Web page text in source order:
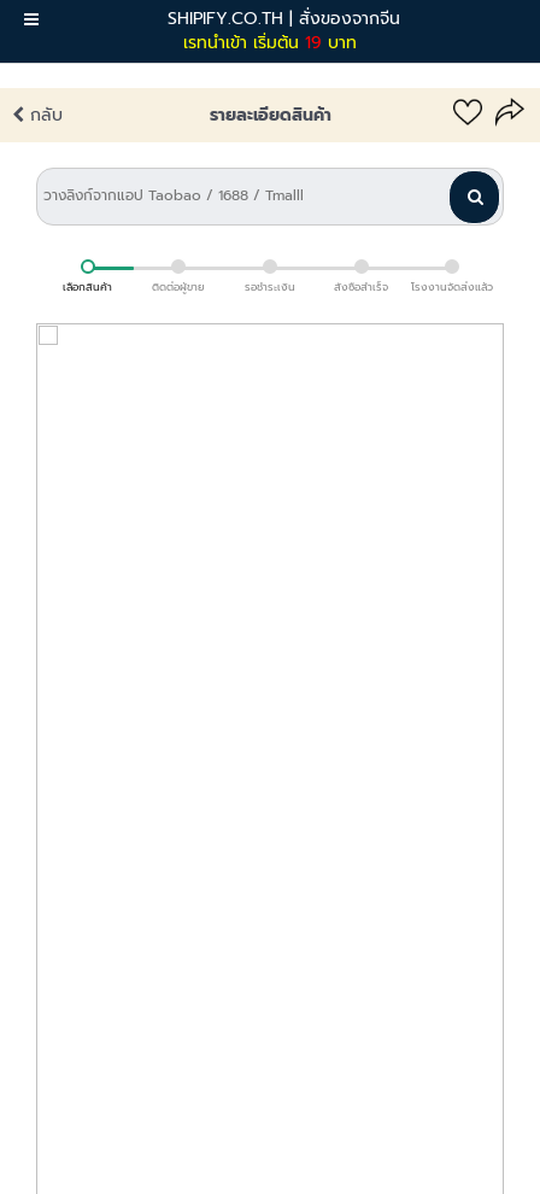
SHIPIFY.CO.TH | สั่งของจากจีน
เรทนำเข้า เริ่มต้น 19 บาท
เมนู
กลับ รายละเอียดสินค้า
เลือกสินค้า ติดต่อผู้ขาย รอชำระเงิน สั่งซื้อสำเร็จ โรงงานจัดส่งแล้ว